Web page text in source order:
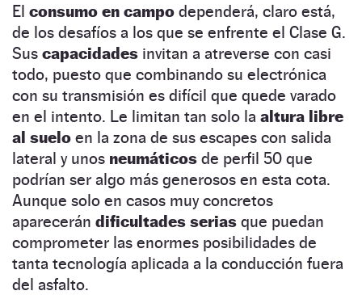
El consumo en campo dependerá, claro está,
de los desafíos a los que se enfrente el Clase G.
Sus capacidades invitan a atreverse con casi
todo, puesto que combinando su electrónica
con su transmisión es difícil que quede varado
en el intento. Le limitan tan solo la altura libre
al suelo en la zona de sus escapes con salida
lateral y unos neumáticos de perfil 50 que
podrían ser algo más generosos en esta cota.
Aunque solo en casos muy concretos
aparecerán dificultades serias que puedan
comprometer las enormes posibilidades de
tanta tecnología aplicada a la conducción fuera
del asfalto.